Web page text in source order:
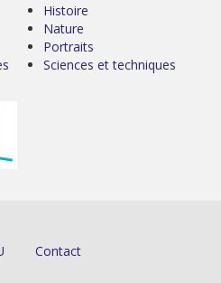
Histoire
Nature
Portraits
Sciences et techniques
Contact